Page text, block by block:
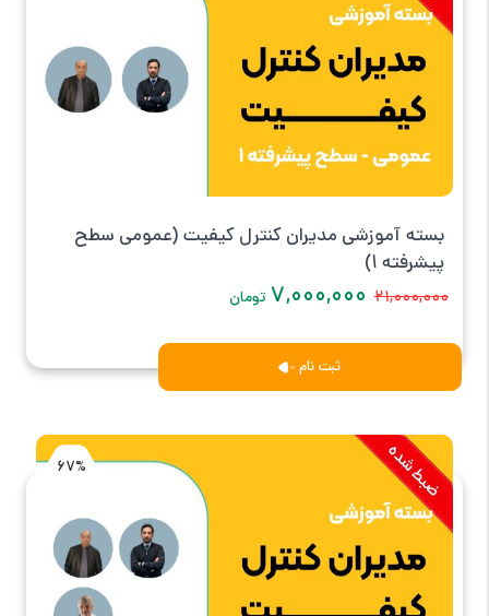
بسته آموزشی مدیران کنترل کیفیت (عمومی سطح
پیشرفته 1)
۲۱,۰۰۰,۰۰۰ ۷,۰۰۰,۰۰۰ تومان
ثبت نام
67%